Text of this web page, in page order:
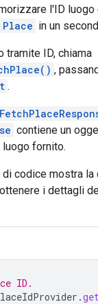
l'ID
Place in un
tramite ID, chiama
,
.
contiene un
fornito.
codice mostra la
i dettagli
ID.
.